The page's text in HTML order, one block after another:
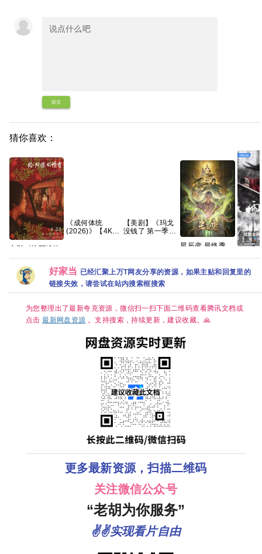
提交
猜你喜欢：
电影《给阿嬷的
情书》免费高清
观看1080P百度
网盘资源
《成何体统
(2026)》【4K
克/百度】
【美剧】《玛戈
没钱了 第一季
星辰变 最终季
好家当 已经汇聚上万T网友分享的资源，如果主贴和回复里的
链接失效，请尝试在站内搜索框搜索
为您整理出了最新夸克资源，微信扫一扫下面二维码查看腾讯文档或
点击最新网盘资源 。支持搜索，持续更新，建议收藏。🙏
更多最新资源，扫描二维码
关注微信公众号
“老胡为你服务”
✌✌实现看片自由